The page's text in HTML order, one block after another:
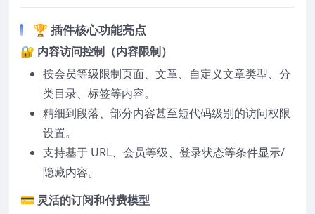
🏆 插件核心功能亮点
🔐 内容访问控制（内容限制）
按会员等级限制页面、文章、自定义文章类型、分
类目录、标签等内容。
精细到段落、部分内容甚至短代码级别的访问权限
设置。
支持基于 URL、会员等级、登录状态等条件显示/
隐藏内容。
💳 灵活的订阅和付费模型